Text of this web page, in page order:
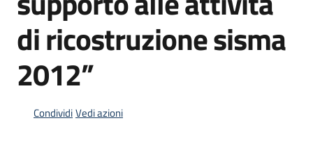
di ricostruzione sisma
2012”
CondividiVedi azioni